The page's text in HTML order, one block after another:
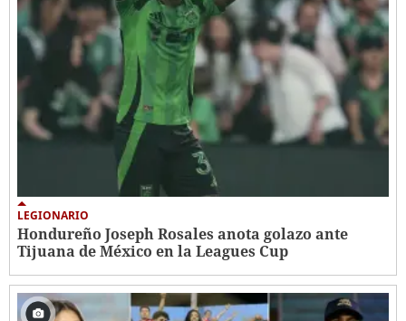
LEGIONARIO
Hondureño Joseph Rosales anota golazo ante
Tijuana de México en la Leagues Cup